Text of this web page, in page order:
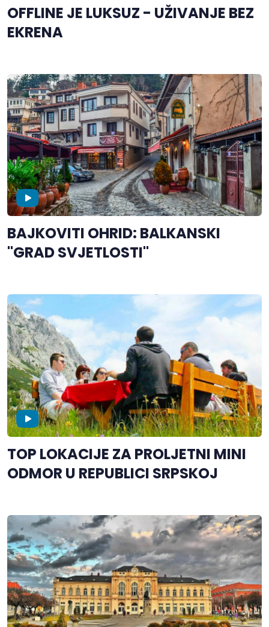
OFFLINE JE LUKSUZ - UŽIVANJE BEZ
EKRENA
BAJKOVITI OHRID: BALKANSKI
"GRAD SVJETLOSTI"
TOP LOKACIJE ZA PROLJETNI MINI
ODMOR U REPUBLICI SRPSKOJ